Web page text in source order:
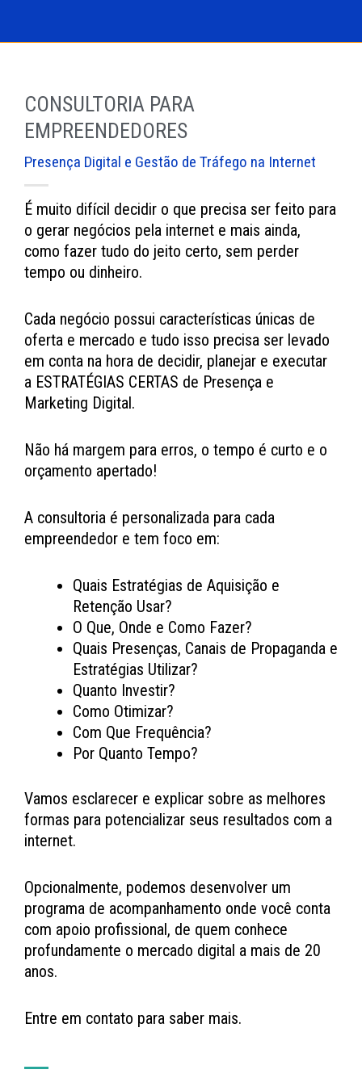
CONSULTORIA PARA
EMPREENDEDORES
Presença Digital e Gestão de Tráfego na Internet
É muito difícil decidir o que precisa ser feito para
o gerar negócios pela internet e mais ainda,
como fazer tudo do jeito certo, sem perder
tempo ou dinheiro.
Cada negócio possui características únicas de
oferta e mercado e tudo isso precisa ser levado
em conta na hora de decidir, planejar e executar
a ESTRATÉGIAS CERTAS de Presença e
Marketing Digital.
Não há margem para erros, o tempo é curto e o
orçamento apertado!
A consultoria é personalizada para cada
empreendedor e tem foco em:
Quais Estratégias de Aquisição e
Retenção Usar?
O Que, Onde e Como Fazer?
Quais Presenças, Canais de Propaganda e
Estratégias Utilizar?
Quanto Investir?
Como Otimizar?
Com Que Frequência?
Por Quanto Tempo?
Vamos esclarecer e explicar sobre as melhores
formas para potencializar seus resultados com a
internet.
Opcionalmente, podemos desenvolver um
programa de acompanhamento onde você conta
com apoio profissional, de quem conhece
profundamente o mercado digital a mais de 20
anos.
Entre em contato para saber mais.